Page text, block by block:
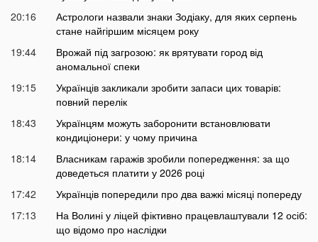
20:16
Астрологи назвали знаки Зодіаку, для яких серпень
стане найгіршим місяцем року
19:44
Врожай під загрозою: як врятувати город від
аномальної спеки
19:15
Українців закликали зробити запаси цих товарів:
повний перелік
18:43
Українцям можуть заборонити встановлювати
кондиціонери: у чому причина
18:14
Власникам гаражів зробили попередження: за що
доведеться платити у 2026 році
17:42
Українців попередили про два важкі місяці попереду
17:13
На Волині у ліцей фіктивно працевлаштували 12 осіб:
що відомо про наслідки